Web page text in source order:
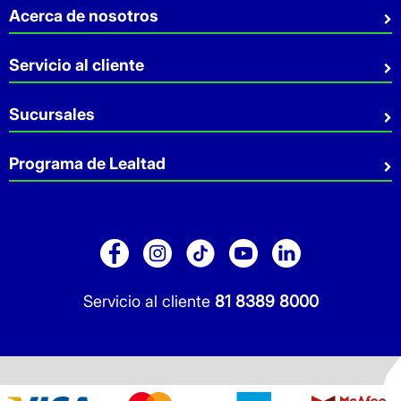
Servicio al cliente 81 8389 8000
Acerca de nosotros
Quiénes somos
Sostenibilidad
Aviso de privacidad
Servicio al cliente
Preguntas Frecuentes
Contacto
Facturación
Sucursales
Sucursales
Servicio a Domicilio
Pago de Servicios
Programa de Lealtad
Folleto Promocional
Sitio Dermocosmética